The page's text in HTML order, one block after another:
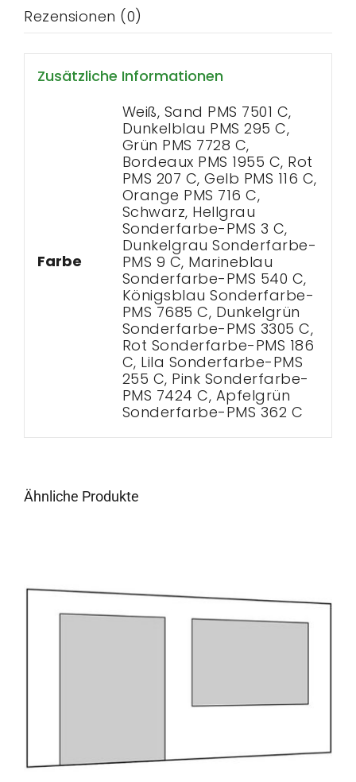
Rezensionen (0)
Zusätzliche Informationen
Farbe
Weiß, Sand PMS 7501 C,
Dunkelblau PMS 295 C,
Grün PMS 7728 C,
Bordeaux PMS 1955 C, Rot
PMS 207 C, Gelb PMS 116 C,
Orange PMS 716 C,
Schwarz, Hellgrau
Sonderfarbe-PMS 3 C,
Dunkelgrau Sonderfarbe-
PMS 9 C, Marineblau
Sonderfarbe-PMS 540 C,
Königsblau Sonderfarbe-
PMS 7685 C, Dunkelgrün
Sonderfarbe-PMS 3305 C,
Rot Sonderfarbe-PMS 186
C, Lila Sonderfarbe-PMS
255 C, Pink Sonderfarbe-
PMS 7424 C, Apfelgrün
Sonderfarbe-PMS 362 C
Ähnliche Produkte